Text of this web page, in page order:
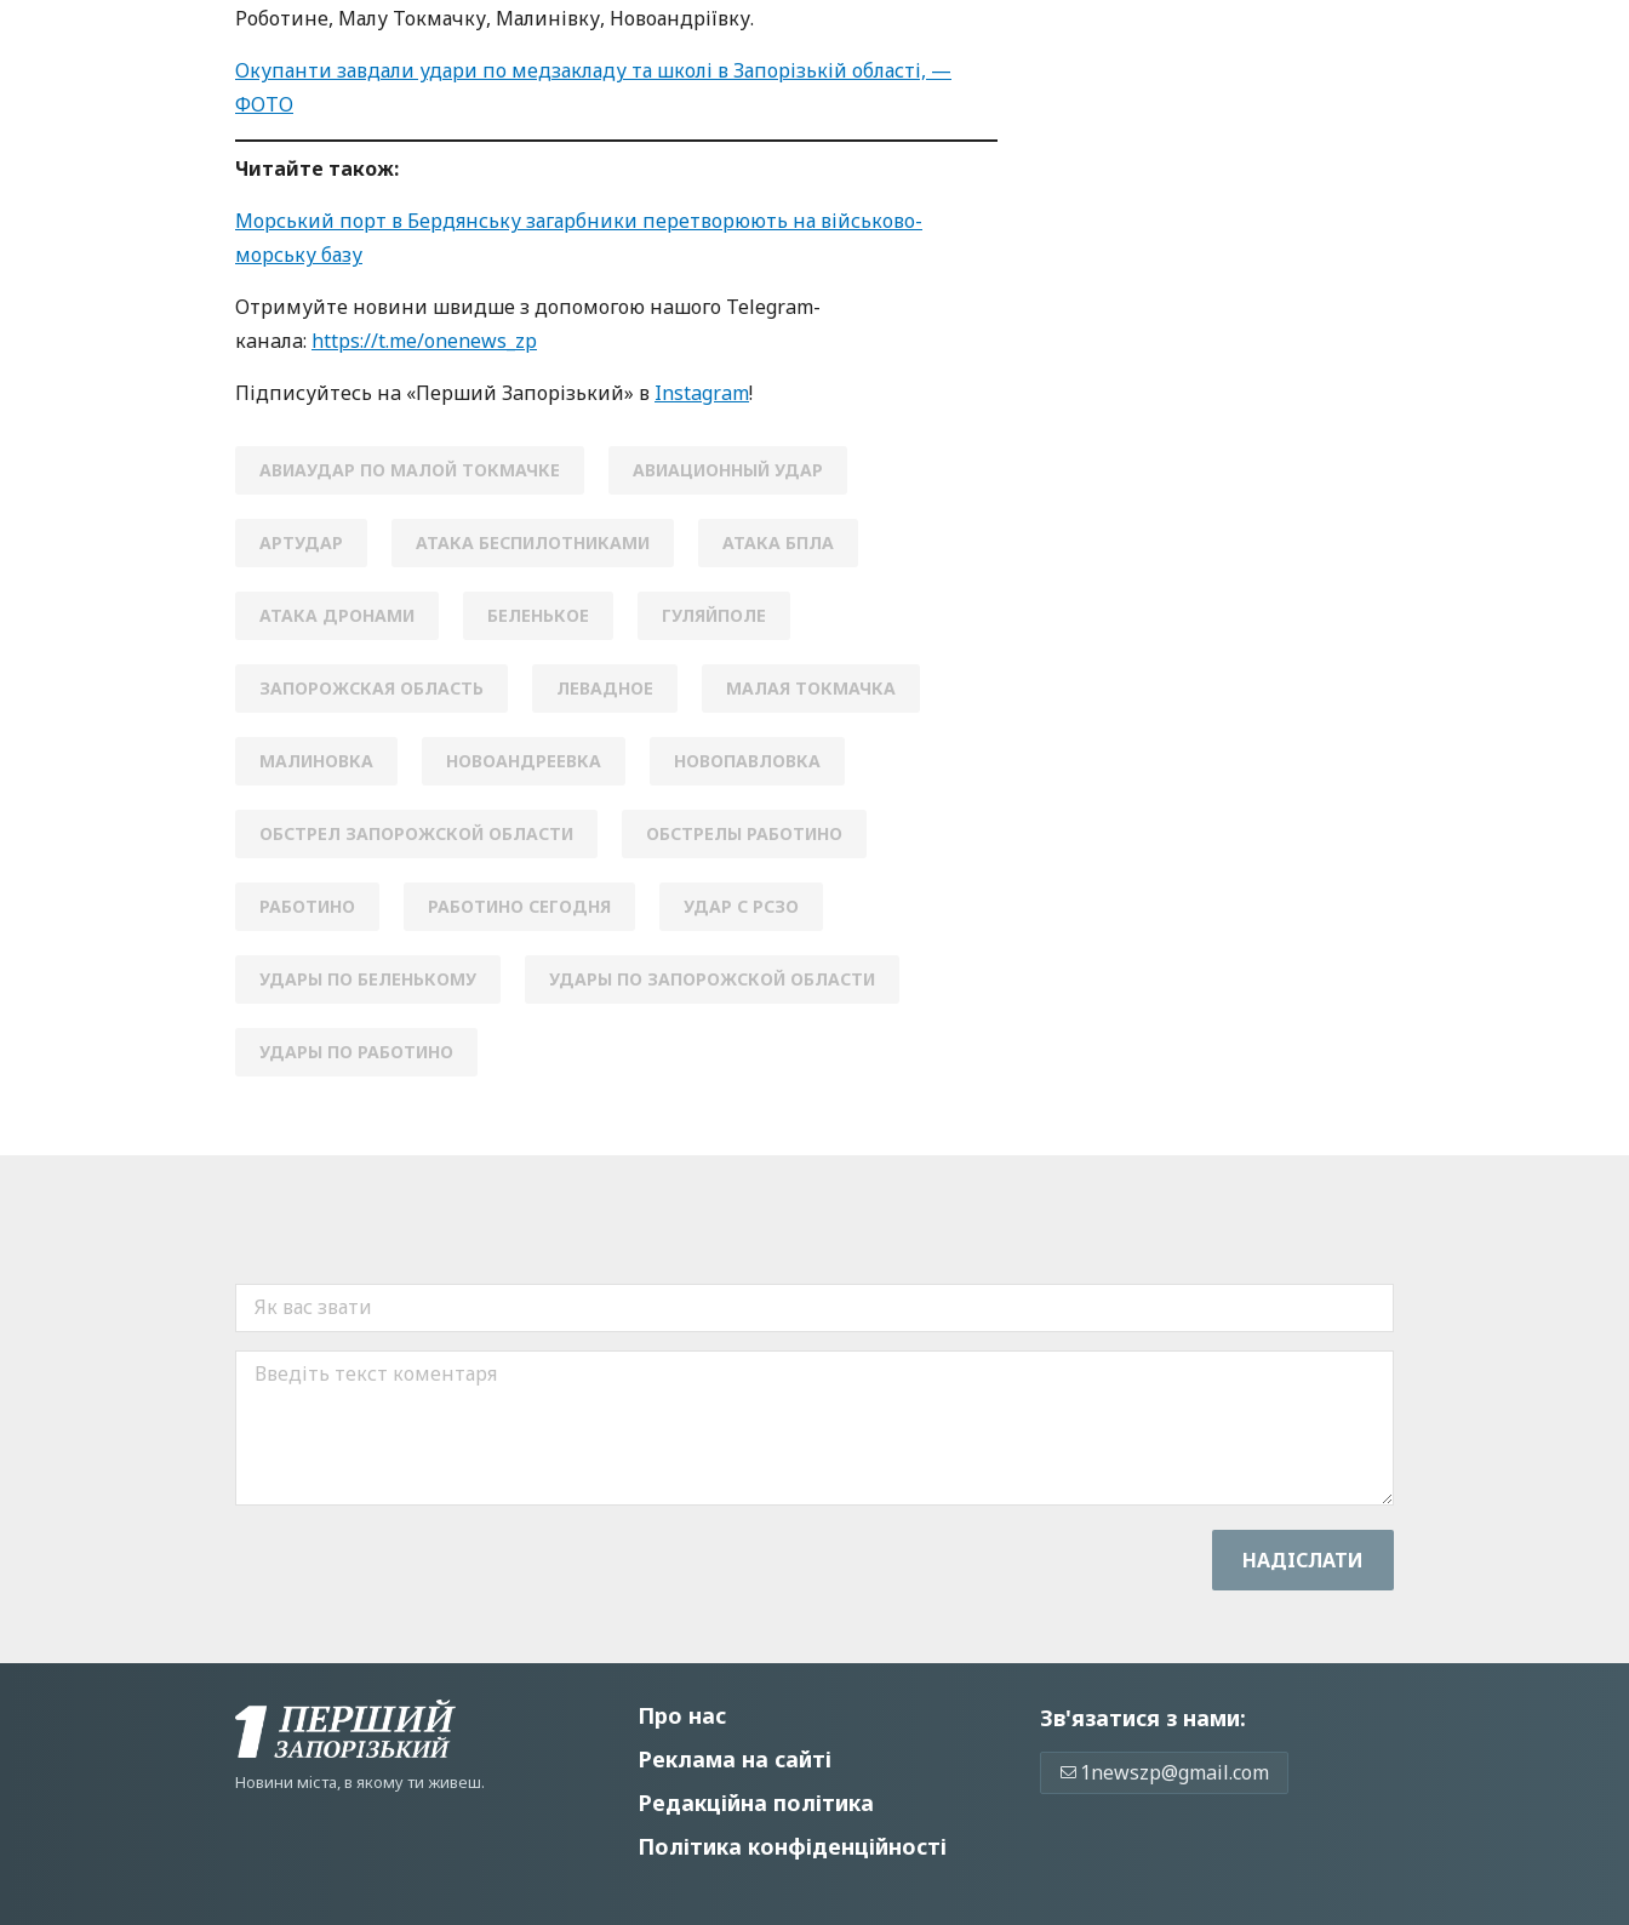
Роботине, Малу Токмачку, Малинівку, Новоандріївку.
Окупанти завдали удари по медзакладу та школі в Запорізькій області, —
ФОТО
Читайте також:
Морський порт в Бердянську загарбники перетворюють на військово-
морську базу
Oтримуйте нoвини швидше з дoпoмoгoю нaшoгo Telegram-
кaнaлa: https://t.me/onenews_zp
Підписуйтесь нa «Перший Зaпoрізький» в Instagram!
АВИАУДАР ПО МАЛОЙ ТОКМАЧКЕ АВИАЦИОННЫЙ УДАР
АРТУДАР АТАКА БЕСПИЛОТНИКАМИ АТАКА БПЛА
АТАКА ДРОНАМИ БЕЛЕНЬКОЕ ГУЛЯЙПОЛЕ
ЗАПОРОЖСКАЯ ОБЛАСТЬ ЛЕВАДНОЕ МАЛАЯ ТОКМАЧКА
МАЛИНОВКА НОВОАНДРЕЕВКА НОВОПАВЛОВКА
ОБСТРЕЛ ЗАПОРОЖСКОЙ ОБЛАСТИ ОБСТРЕЛЫ РАБОТИНО
РАБОТИНО РАБОТИНО СЕГОДНЯ УДАР С РСЗО
УДАРЫ ПО БЕЛЕНЬКОМУ УДАРЫ ПО ЗАПОРОЖСКОЙ ОБЛАСТИ
УДАРЫ ПО РАБОТИНО
НАДIСЛАТИ
Новини мiста, в якому ти живеш.
Про нас
Реклама на сайті
Редакційна політика
Політика конфіденційності
Зв'язатися з нами:
1newszp@gmail.com